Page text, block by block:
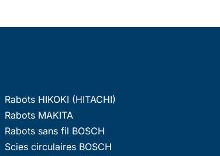
Rabots HIKOKI (HITACHI)
Rabots MAKITA
Rabots sans fil BOSCH
Scies circulaires BOSCH